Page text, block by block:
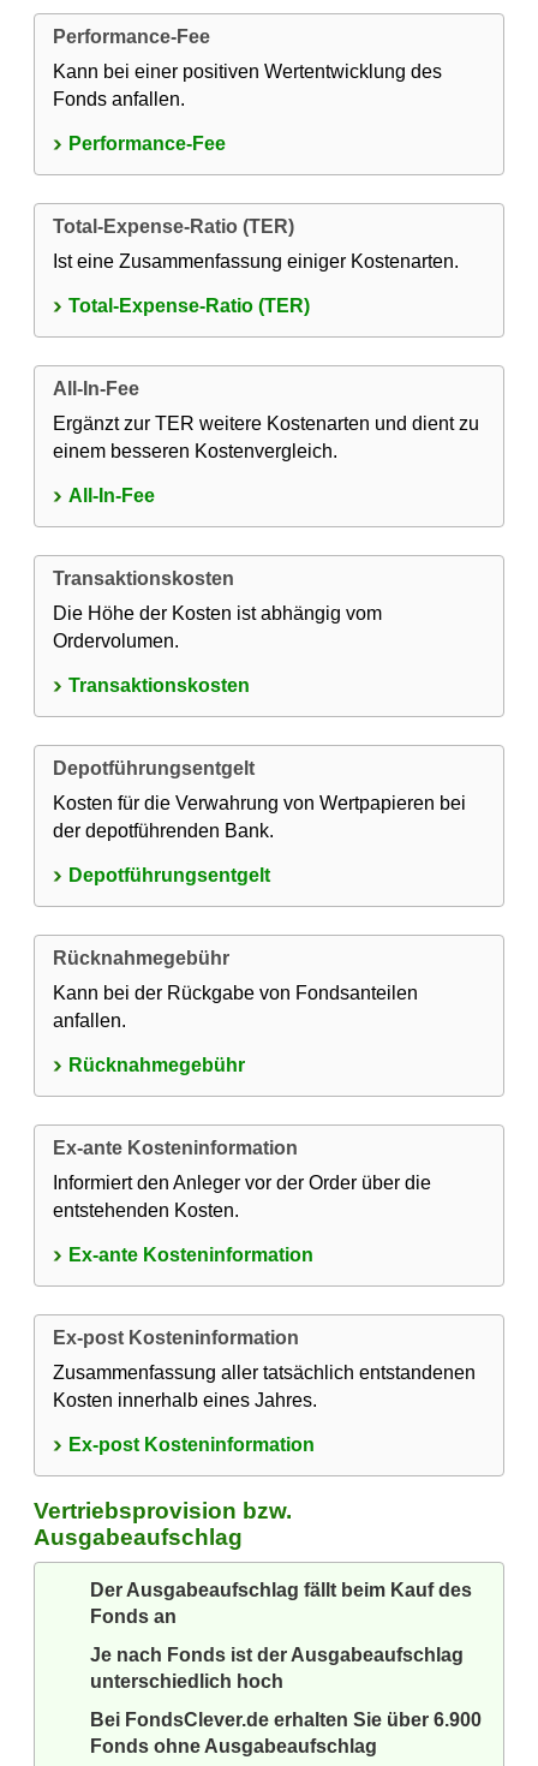
Performance-Fee
Kann bei einer positiven Wertentwicklung des
Fonds anfallen.
Performance-Fee
Total-Expense-Ratio (TER)
Ist eine Zusammenfassung einiger Kostenarten.
Total-Expense-Ratio (TER)
All-In-Fee
Ergänzt zur TER weitere Kostenarten und dient zu
einem besseren Kostenvergleich.
All-In-Fee
Transaktionskosten
Die Höhe der Kosten ist abhängig vom
Ordervolumen.
Transaktionskosten
Depotführungsentgelt
Kosten für die Verwahrung von Wertpapieren bei
der depotführenden Bank.
Depotführungsentgelt
Rücknahmegebühr
Kann bei der Rückgabe von Fondsanteilen
anfallen.
Rücknahmegebühr
Ex-ante Kosteninformation
Informiert den Anleger vor der Order über die
entstehenden Kosten.
Ex-ante Kosteninformation
Ex-post Kosteninformation
Zusammenfassung aller tatsächlich entstandenen
Kosten innerhalb eines Jahres.
Ex-post Kosteninformation
Vertriebsprovision bzw.
Ausgabeaufschlag
Der Ausgabeaufschlag fällt beim Kauf des
Fonds an
Je nach Fonds ist der Ausgabeaufschlag
unterschiedlich hoch
Bei FondsClever.de erhalten Sie über 6.900
Fonds ohne Ausgabeaufschlag